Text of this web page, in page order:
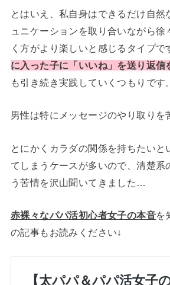
とはいえ、私自身はできるだけ自然
ュニケーションを取り合いながら徐
く方がより楽しいと感じるタイプで
に入った子に「いいね」を送り返信
も引き続き実践していくつもりです。
男性は特にメッセージのやり取りを
とにかくカラダの関係を持ちたいと
てしまうケースが多いので、清楚系
う苦情を沢山聞いてきました…
赤裸々なパパ活初心者女子の本音を
の記事もお読みください↓